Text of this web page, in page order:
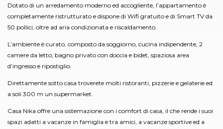
Dotato di un arredamento moderno ed accogliente, l’appartamento è
completamente ristrutturato e dispone di Wifi gratuito e di Smart TV da
50 pollici, oltre ad aria condizionata e riscaldamento.
L’ambiente è curato, composto da soggiorno, cucina indipendente, 2
camere da letto, bagno privato con doccia e bidet, spaziosa area
d’ingresso e ripostiglio.
Direttamente sotto casa troverete molti ristoranti, pizzerie e gelaterie ed
a soli 300 m un supermarket.
Casa Nika offre una sistemazione con i comfort di casa, il che rende i suoi
spazi adatti a vacanze in famiglia e tra amici, a vacanze sportive ed a